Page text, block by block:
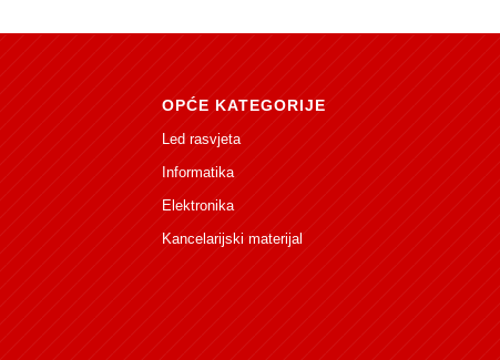
OPĆE KATEGORIJE
Led rasvjeta
Informatika
Elektronika
Kancelarijski materijal